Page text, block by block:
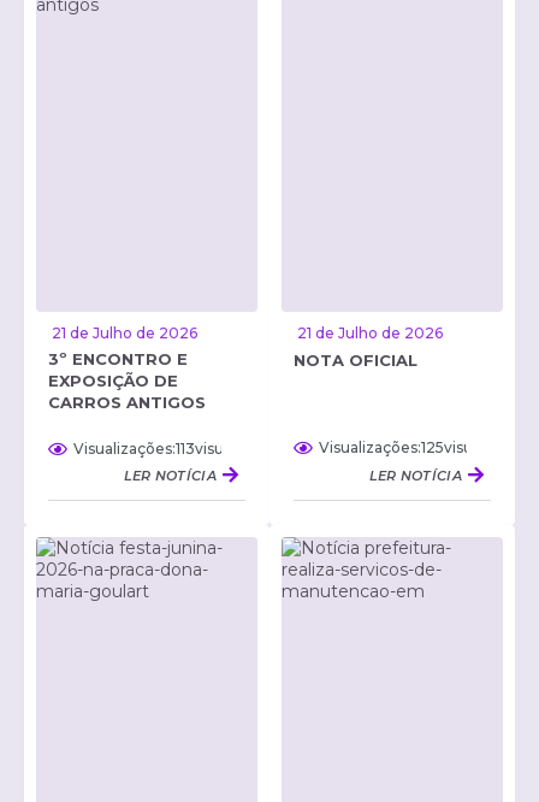
3º ENCONTRO E
EXPOSIÇÃO DE
CARROS ANTIGOS
21 de Julho de 2026
113visualizações
LER NOTÍCIA
NOTA OFICIAL
21 de Julho de 2026
125visualizações
LER NOTÍCIA